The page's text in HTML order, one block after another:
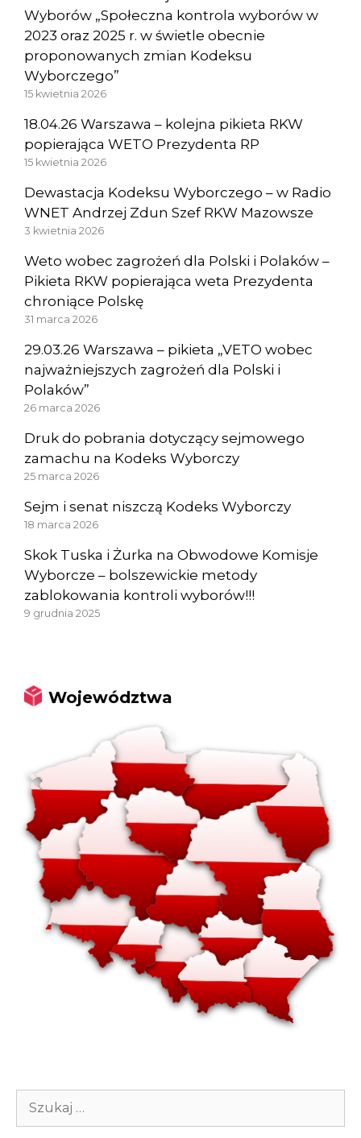
Wyborów „Społeczna kontrola wyborów w
2023 oraz 2025 r. w świetle obecnie
proponowanych zmian Kodeksu
Wyborczego”
15 kwietnia 2026
18.04.26 Warszawa – kolejna pikieta RKW
popierająca WETO Prezydenta RP
15 kwietnia 2026
Dewastacja Kodeksu Wyborczego – w Radio
WNET Andrzej Zdun Szef RKW Mazowsze
3 kwietnia 2026
Weto wobec zagrożeń dla Polski i Polaków –
Pikieta RKW popierająca weta Prezydenta
chroniące Polskę
31 marca 2026
29.03.26 Warszawa – pikieta „VETO wobec
najważniejszych zagrożeń dla Polski i
Polaków”
26 marca 2026
Druk do pobrania dotyczący sejmowego
zamachu na Kodeks Wyborczy
25 marca 2026
Sejm i senat niszczą Kodeks Wyborczy
18 marca 2026
Skok Tuska i Żurka na Obwodowe Komisje
Wyborcze – bolszewickie metody
zablokowania kontroli wyborów!!!
9 grudnia 2025
Województwa
Szukaj: